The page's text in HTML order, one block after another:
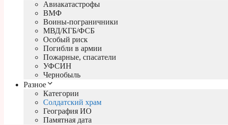
Авиакатастрофы
ВМФ
Воины-пограничники
МВД/КГБ/ФСБ
Особый риск
Погибли в армии
Пожарные, спасатели
УФСИН
Чернобыль
Разное
Категории
Солдатский храм
География ИО
Памятная дата